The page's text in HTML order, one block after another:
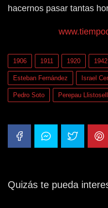
hacernos pasar tantas
1906 1911 1920 1942
Esteban Fernández Israel
Pedro Soto Perepau
Quizás te pueda